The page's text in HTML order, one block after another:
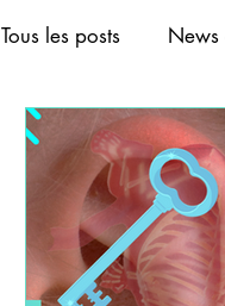
Tous les posts News
FORMATION
FORMATION